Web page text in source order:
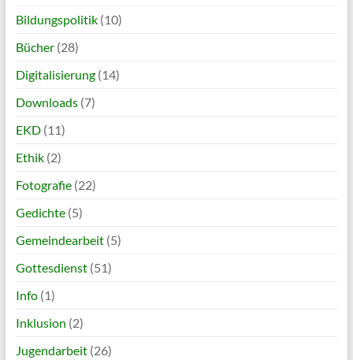
Bildungspolitik(10)
Bücher(28)
Digitalisierung(14)
Downloads(7)
EKD(11)
Ethik(2)
Fotografie(22)
Gedichte(5)
Gemeindearbeit(5)
Gottesdienst(51)
Info(1)
Inklusion (2)
Jugendarbeit(26)